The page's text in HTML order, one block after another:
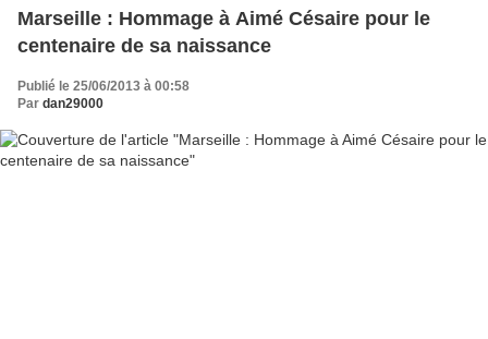
Marseille : Hommage à Aimé Césaire pour le
centenaire de sa naissance
Publié le 25/06/2013 à 00:58
Par dan29000